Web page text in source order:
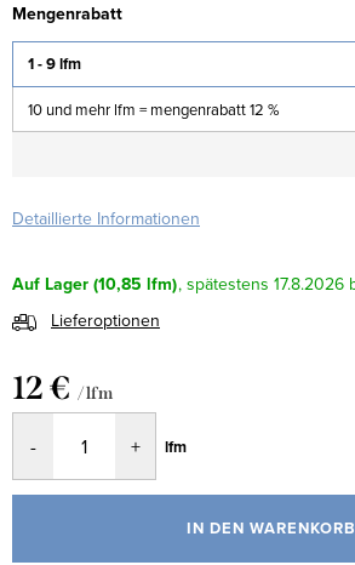
Mengenrabatt
1 - 9 lfm
10 und mehr lfm = mengenrabatt 12 %
Detaillierte Informationen
Auf Lager(10,85 lfm) 17.8.2026
Lieferoptionen
12 € / lfm
lfm
IN DEN WARENKORB